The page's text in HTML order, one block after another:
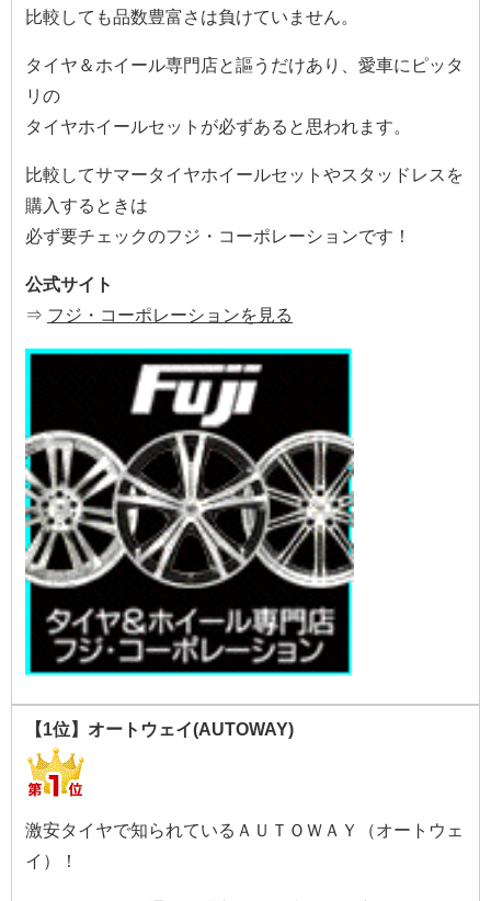
比較しても品数豊富さは負けていません。
タイヤ＆ホイール専門店と謳うだけあり、愛車にピッタ
リの
タイヤホイールセットが必ずあると思われます。
比較してサマータイヤホイールセットやスタッドレスを
購入するときは
必ず要チェックのフジ・コーポレーションです！
公式サイト
⇒ フジ・コーポレーションを見る
【1位】オートウェイ(AUTOWAY)
激安タイヤで知られているＡＵＴＯＷＡＹ（オートウェ
イ）！